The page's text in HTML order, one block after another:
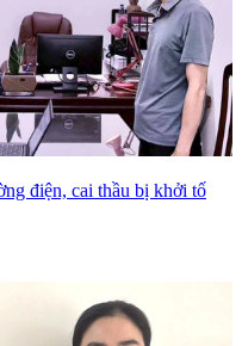
điện, cai thầu bị khởi tố